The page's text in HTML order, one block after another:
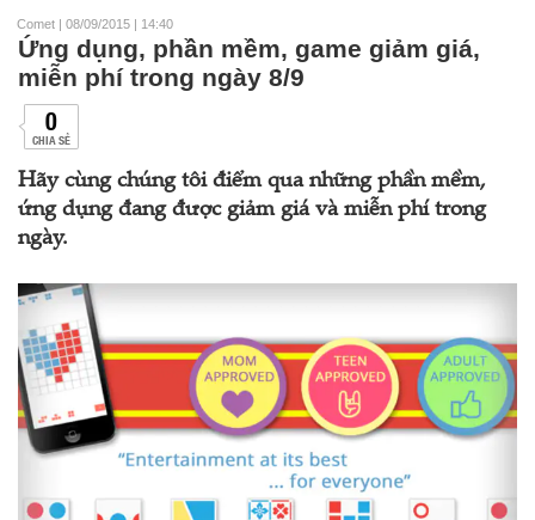
Comet | 08/09/2015 | 14:40
Ứng dụng, phần mềm, game giảm giá,
miễn phí trong ngày 8/9
0
CHIA SẺ
Hãy cùng chúng tôi điểm qua những phần mềm,
ứng dụng đang được giảm giá và miễn phí trong
ngày.